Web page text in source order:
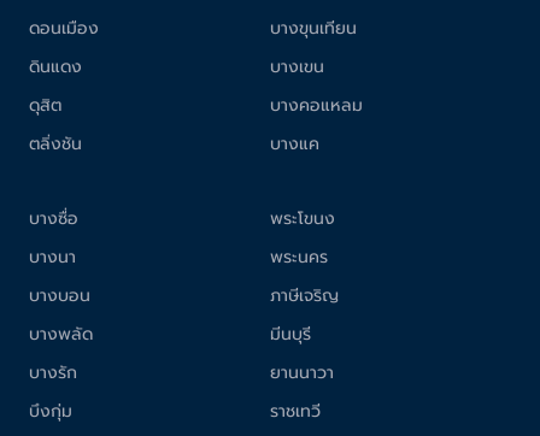
ดอนเมือง
ดินแดง
ดุสิต
ตลิ่งชัน
บางขุนเทียน
บางเขน
บางคอแหลม
บางแค
บางซื่อ
บางนา
บางบอน
บางพลัด
บางรัก
บึงกุ่ม
พระโขนง
พระนคร
ภาษีเจริญ
มีนบุรี
ยานนาวา
ราชเทวี